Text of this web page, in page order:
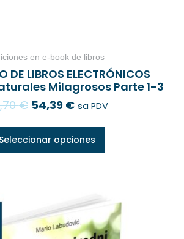
en e-book de libros
DE LIBROS ELECTRÓNICOS
Milagrosos Parte 1-3
€ 54,39 € sa PDV
Seleccionar opciones